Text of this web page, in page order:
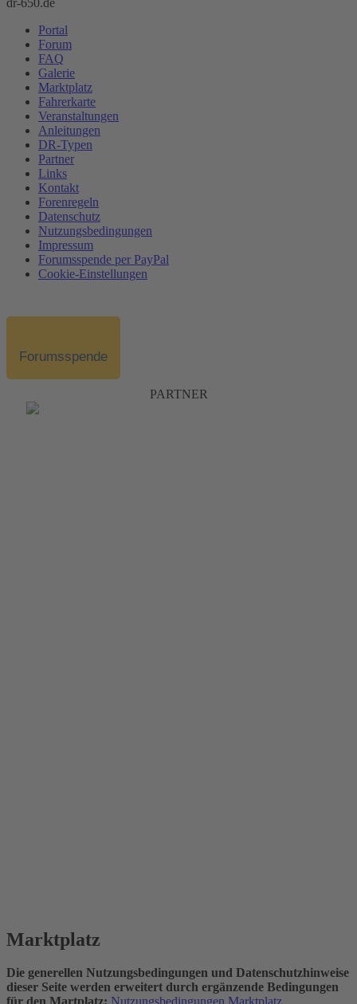
Portal
Forum
FAQ
Galerie
Marktplatz
Fahrerkarte
Veranstaltungen
Anleitungen
DR-Typen
Partner
Links
Kontakt
Forenregeln
Datenschutz
Nutzungsbedingungen
Impressum
Forumsspende per PayPal
Cookie-Einstellungen
Forumsspende
PARTNER
Marktplatz
Die generellen Nutzungsbedingungen und Datenschutzhinweise
dieser Seite werden erweitert durch ergänzende Bedingungen